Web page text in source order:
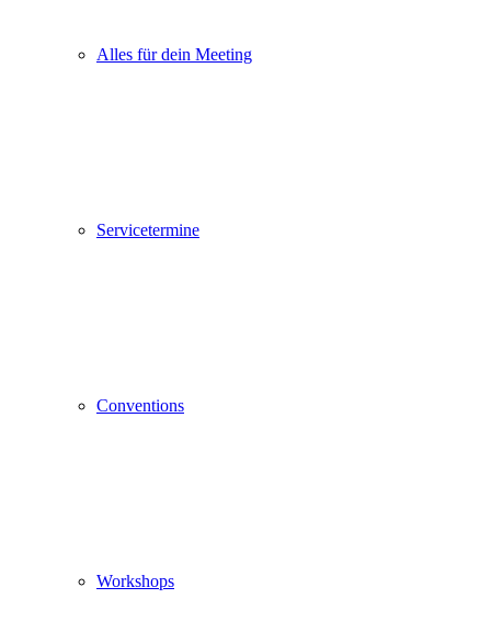
Alles für dein Meeting
Servicetermine
Conventions
Workshops